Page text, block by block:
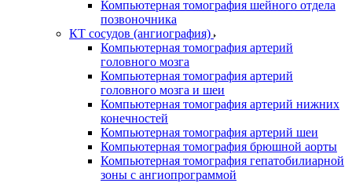
Компьютерная томография шейного отдела
позвоночника
КТ сосудов (ангиография)
Компьютерная томография артерий
головного мозга
Компьютерная томография артерий
головного мозга и шеи
Компьютерная томография артерий нижних
конечностей
Компьютерная томография артерий шеи
Компьютерная томография брюшной аорты
Компьютерная томография гепатобилиарной
зоны с ангиопрограммой